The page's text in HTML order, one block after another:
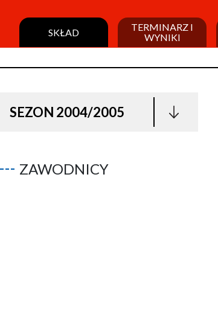
SKŁAD
TERMINARZ I
WYNIKI
SEZON 2004/2005
ZAWODNICY